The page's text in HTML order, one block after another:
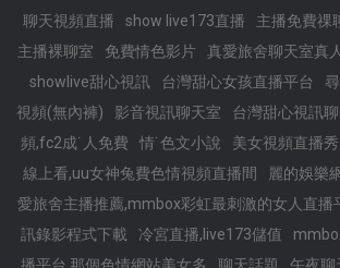
聊天視頻直播
show live173直播 主播免費祼
主播裸聊室
免費情色影片 真愛旅舍聊天室真
showlive甜心視訊
台灣甜心女孩直播平台
視頻(無內褲)
影音視訊聊天室 台灣甜心視訊
頻,fc2成˙人免費
情˙色文小說 美女視頻直播
線上看,uu女神兔費色情視頻直播間
麗的娛樂
愛旅舍主播推薦,mmbox彩虹最刺激的女人直播
訊錄影程式下載
冷宮直播,live173儲值